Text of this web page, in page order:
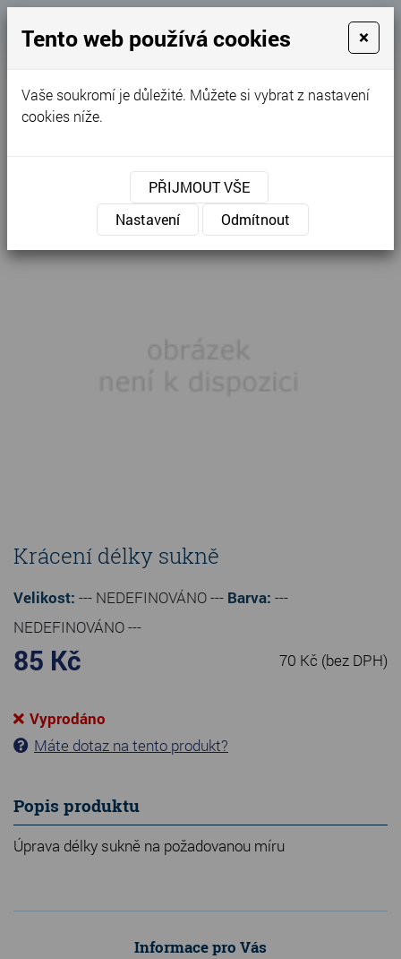
MENU
Opravy a úpravy oděvů » Krácení délky sukně
Krácení délky sukně
Velikost: --- NEDEFINOVÁNO --- Barva: ---
NEDEFINOVÁNO ---
85 Kč 70 Kč (bez DPH)
Vyprodáno
Máte dotaz na tento produkt?
Popis produktu
Úprava délky sukně na požadovanou míru
Informace pro Vás
Tento web používá cookies ×
Vaše soukromí je důležité. Můžete si vybrat z nastavení
cookies níže.
PŘIJMOUT VŠE
Nastavení
Odmítnout